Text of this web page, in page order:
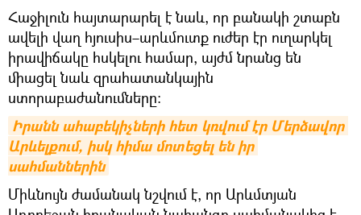
Հաջիլուն հայտարարել է նաև, որ բանակի շտաբն
ավելի վաղ հյուսիս–արևմուտք ուժեր էր ուղարկել
իրավիճակը հսկելու համար, այժմ նրանց են
միացել նաև զրահատանկային
ստորաբաժանումները։
Իրանն ահաբեկիչների հետ կռվում էր Մերձավոր
Արևելքում, իսկ հիմա մոտեցել են իր
սահմաններին
Միևնույն ժամանակ նշվում է, որ Արևմտյան